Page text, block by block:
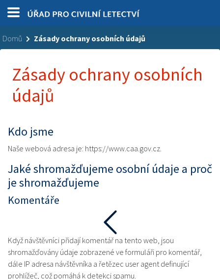
Domů Zásady ochrany osobních údajů
Zásady ochrany osobních
údajů
Kdo jsme
Naše webová adresa je: https://www.caa.gov.cz.
Jaké shromažďujeme osobní údaje a proč
je shromažďujeme
Komentáře
Když návštěvníci přidají komentář na tento web, jsou
shromažďovány údaje zobrazené ve formuláři pro komentář,
dále IP adresa návštěvníka a řetězec user agent definující
prohlížeč, což pomáhá k detekci spamu.